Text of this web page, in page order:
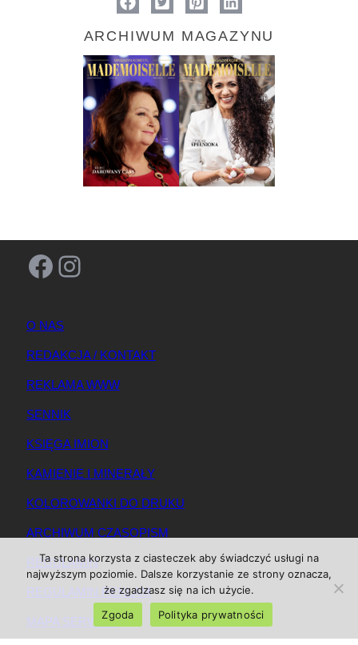
ARCHIWUM MAGAZYNU
Facebook Instagram
O NAS
REDAKCJA / KONTAKT
REKLAMA WWW
SENNIK
KSIĘGA IMION
KAMIENIE I MINERAŁY
KOLOROWANKI DO DRUKU
ARCHIWUM CZASOPISM
REGULAMIN
REGULAMIN REKLAM
MAPA SERWISU
Ta strona korzysta z ciasteczek aby świadczyć usługi na
najwyższym poziomie. Dalsze korzystanie ze strony oznacza,
że zgadzasz się na ich użycie.
Zgoda
Polityka prywatności